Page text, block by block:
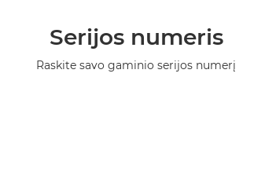
Serijos numeris
Raskite savo gaminio serijos numerį